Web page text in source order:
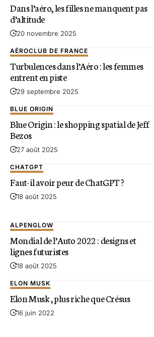
Dans l’aéro, les filles ne manquent pas
d’altitude
20 novembre 2025
AÉROCLUB DE FRANCE
Turbulences dans l’Aéro : les femmes
entrent en piste
29 septembre 2025
BLUE ORIGIN
Blue Origin : le shopping spatial de Jeff
Bezos
27 août 2025
CHATGPT
Faut-il avoir peur de ChatGPT ?
18 août 2025
ALPENGLOW
Mondial de l’Auto 2022 : designs et
lignes futuristes
18 août 2025
ELON MUSK
Elon Musk , plus riche que Crésus
16 juin 2022